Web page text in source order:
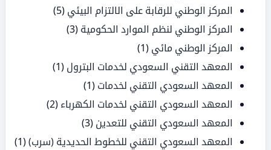
المركز الوطني للرقابة على الالتزام البيئي (5)
المركز الوطني لنظم الموارد الحكومية (3)
المركز الوطني مائي (1)
المعهد التقني السعودي لخدمات البترول (1)
المعهد السعودي التقني لخدمات (1)
المعهد السعودي التقني لخدمات الكهرباء (2)
المعهد السعودي التقني للتعدين (3)
المعهد السعودي التقني للخطوط الحديدية (سرب)(1)